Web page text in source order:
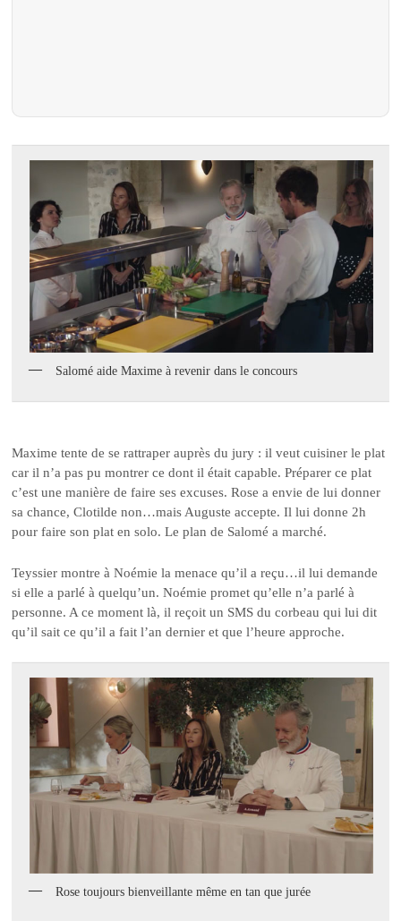
Salomé aide Maxime à revenir dans le concours
Maxime tente de se rattraper auprès du jury : il veut cuisiner le plat
car il n’a pas pu montrer ce dont il était capable. Préparer ce plat
c’est une manière de faire ses excuses. Rose a envie de lui donner
sa chance, Clotilde non…mais Auguste accepte. Il lui donne 2h
pour faire son plat en solo. Le plan de Salomé a marché.
Teyssier montre à Noémie la menace qu’il a reçu…il lui demande
si elle a parlé à quelqu’un. Noémie promet qu’elle n’a parlé à
personne. A ce moment là, il reçoit un SMS du corbeau qui lui dit
qu’il sait ce qu’il a fait l’an dernier et que l’heure approche.
Rose toujours bienveillante même en tan que jurée